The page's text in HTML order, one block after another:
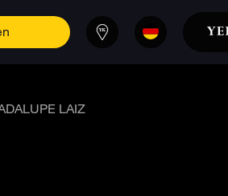
LAIZ